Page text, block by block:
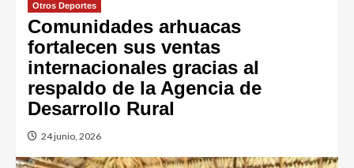
Otros Deportes
Comunidades arhuacas
fortalecen sus ventas
internacionales gracias al
respaldo de la Agencia de
Desarrollo Rural
24 junio, 2026